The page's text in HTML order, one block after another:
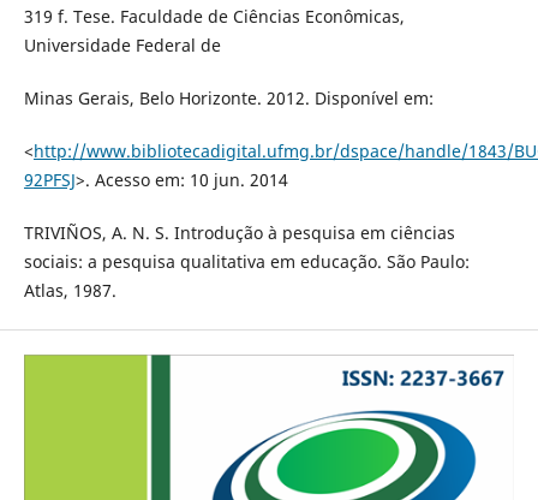
319 f. Tese. Faculdade de Ciências Econômicas,
Universidade Federal de
Minas Gerais, Belo Horizonte. 2012. Disponível em:
<http://www.bibliotecadigital.ufmg.br/dspace/handle/1843/
92PFSJ>. Acesso em: 10 jun. 2014
TRIVIÑOS, A. N. S. Introdução à pesquisa em ciências
sociais: a pesquisa qualitativa em educação. São Paulo:
Atlas, 1987.